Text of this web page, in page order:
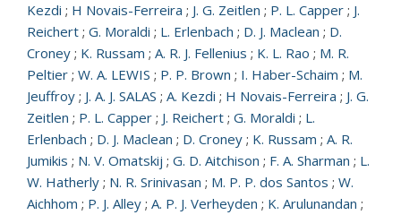
Kezdi ; H Novais-Ferreira ; J. G. Zeitlen ; P. L. Capper ; J.
Reichert ; G. Moraldi ; L. Erlenbach ; D. J. Maclean ; D.
Croney ; K. Russam ; A. R. J. Fellenius ; K. L. Rao ; M. R.
Peltier ; W. A. LEWIS ; P. P. Brown ; I. Haber-Schaim ; M.
Jeuffroy ; J. A. J. SALAS ; A. Kezdi ; H Novais-Ferreira ; J. G.
Zeitlen ; P. L. Capper ; J. Reichert ; G. Moraldi ; L.
Erlenbach ; D. J. Maclean ; D. Croney ; K. Russam ; A. R.
Jumikis ; N. V. Omatskij ; G. D. Aitchison ; F. A. Sharman ; L.
W. Hatherly ; N. R. Srinivasan ; M. P. P. dos Santos ; W.
Aichhom ; P. J. Alley ; A. P. J. Verheyden ; K. Arulunandan ;